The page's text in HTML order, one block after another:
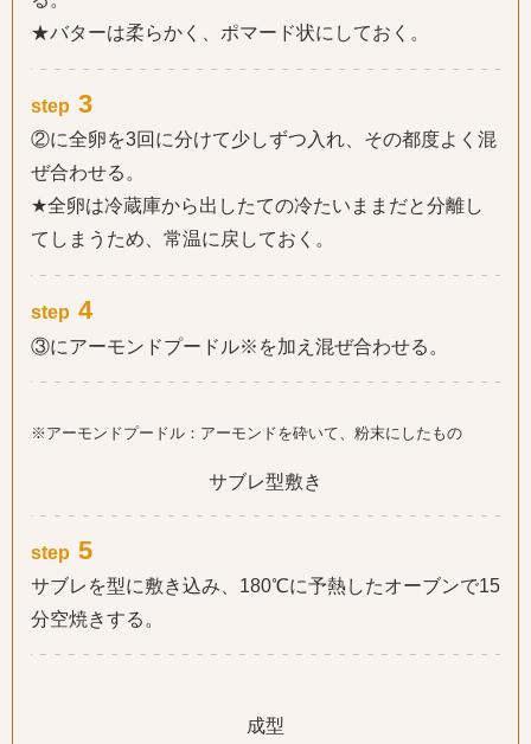
★バターは柔らかく、ポマード状にしておく。
step 3
②に全卵を3回に分けて少しずつ入れ、その都度よく混
ぜ合わせる。
★全卵は冷蔵庫から出したての冷たいままだと分離し
てしまうため、常温に戻しておく。
step 4
③にアーモンドプードル※を加え混ぜ合わせる。
※アーモンドプードル：アーモンドを砕いて、粉末にしたもの
サブレ型敷き
step 5
サブレを型に敷き込み、180℃に予熱したオーブンで15
分空焼きする。
成型